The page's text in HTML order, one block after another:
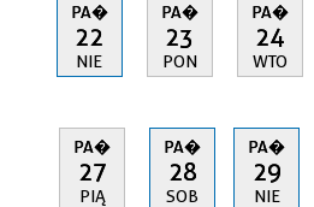
PA�
22
NIE
PA�
23
PON
PA�
24
WTO
PA�
27
PIĄ
PA�
28
SOB
PA�
29
NIE